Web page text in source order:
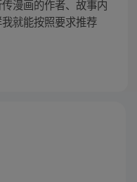
漫画的作者、故事内
就能按照要求推荐